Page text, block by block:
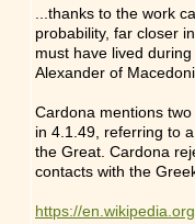
...thanks to the work
probability, far closer
must have lived
Alexander of
Cardona mentions
in 4.1.49, referring to
the Great. Cardona
contacts with the
https://